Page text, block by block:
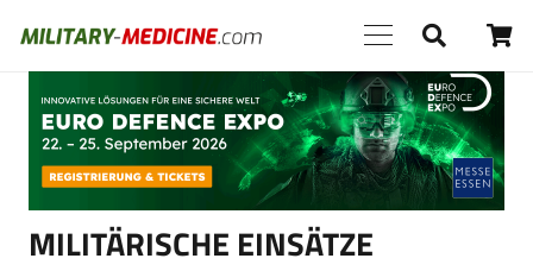
Anzeige
MILITÄRISCHE EINSÄTZE